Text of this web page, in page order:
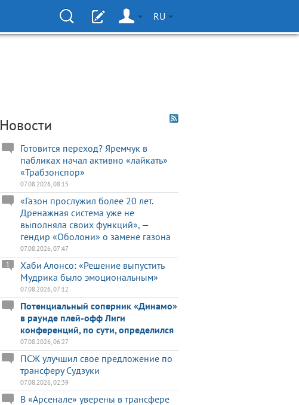
RU
Новости
Готовится переход? Яремчук в
пабликах начал активно «лайкать»
«Трабзонспор»
07.08.2026, 08:15
«Газон прослужил более 20 лет.
Дренажная система уже не
выполняла своих функций», —
гендир «Оболони» о замене газона
07.08.2026, 07:47
Хаби Алонсо: «Решение выпустить
Мудрика было эмоциональным»
1
07.08.2026, 07:12
Потенциальный соперник «Динамо»
в раунде плей-офф Лиги
конференций, по сути, определился
07.08.2026, 06:27
ПСЖ улучшил свое предложение по
трансферу Судзуки
07.08.2026, 02:39
В «Арсенале» уверены в трансфере